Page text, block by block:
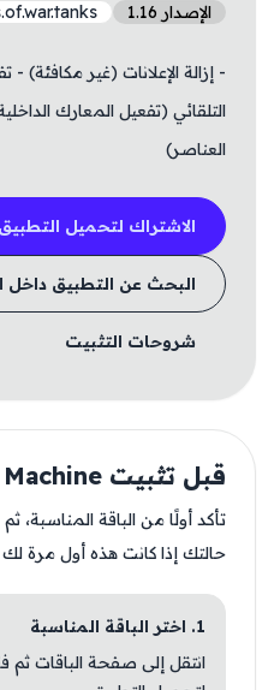
الإصدار 1.16
- إزالة الإعلانات (غير مكافئة) -
التلقائي (تفعيل المعارك
العناصر)
الاشتراك لتحميل التطبيق
البحث عن التطبيق داخل
شروحات التثبيت
قبل تثبيت GEARS: War Machine
تأكد أولًا من الباقة المناسبة،
حالتك إذا كانت هذه أول مرة
1. اختر الباقة المناسبة
انتقل إلى صفحة الباقات ثم